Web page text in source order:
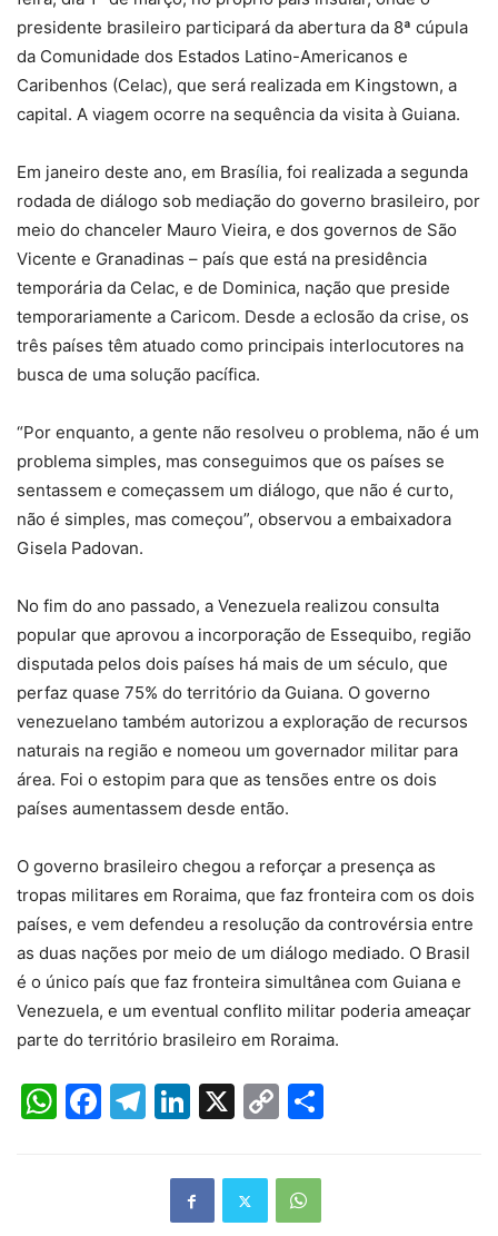
presidente brasileiro participará da abertura da 8ª cúpula
da Comunidade dos Estados Latino-Americanos e
Caribenhos (Celac), que será realizada em Kingstown, a
capital. A viagem ocorre na sequência da visita à Guiana.
Em janeiro deste ano, em Brasília, foi realizada a segunda
rodada de diálogo sob mediação do governo brasileiro, por
meio do chanceler Mauro Vieira, e dos governos de São
Vicente e Granadinas – país que está na presidência
temporária da Celac, e de Dominica, nação que preside
temporariamente a Caricom. Desde a eclosão da crise, os
três países têm atuado como principais interlocutores na
busca de uma solução pacífica.
“Por enquanto, a gente não resolveu o problema, não é um
problema simples, mas conseguimos que os países se
sentassem e começassem um diálogo, que não é curto,
não é simples, mas começou”, observou a embaixadora
Gisela Padovan.
No fim do ano passado, a Venezuela realizou consulta
popular que aprovou a incorporação de Essequibo, região
disputada pelos dois países há mais de um século, que
perfaz quase 75% do território da Guiana. O governo
venezuelano também autorizou a exploração de recursos
naturais na região e nomeou um governador militar para
área. Foi o estopim para que as tensões entre os dois
países aumentassem desde então.
O governo brasileiro chegou a reforçar a presença as
tropas militares em Roraima, que faz fronteira com os dois
países, e vem defendeu a resolução da controvérsia entre
as duas nações por meio de um diálogo mediado. O Brasil
é o único país que faz fronteira simultânea com Guiana e
Venezuela, e um eventual conflito militar poderia ameaçar
parte do território brasileiro em Roraima.
WhatsApp
Facebook
Telegram
LinkedIn
X
Copy